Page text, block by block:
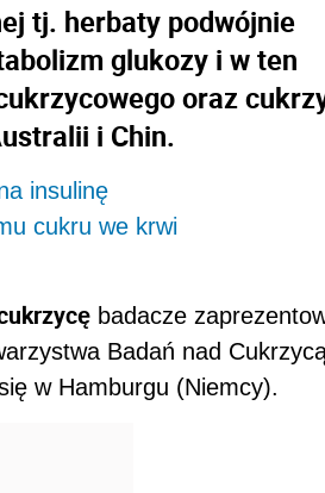
tj. herbaty podwójnie
glukozy i w ten
oraz
i Chin.
insulinę
cukru we krwi
badacze
Badań nad
w Hamburgu (Niemcy).